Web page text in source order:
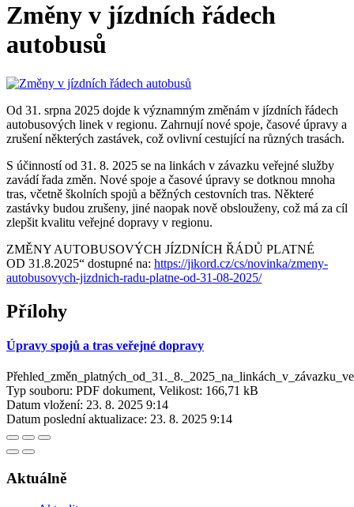
Změny v jízdních řádech
autobusů
Od 31. srpna 2025 dojde k významným změnám v jízdních řádech
autobusových linek v regionu. Zahrnují nové spoje, časové úpravy a
zrušení některých zastávek, což ovlivní cestující na různých trasách.
S účinností od 31. 8. 2025 se na linkách v závazku veřejné služby
zavádí řada změn. Nové spoje a časové úpravy se dotknou mnoha
tras, včetně školních spojů a běžných cestovních tras. Některé
zastávky budou zrušeny, jiné naopak nově obslouženy, což má za cíl
zlepšit kvalitu veřejné dopravy v regionu.
ZMĚNY AUTOBUSOVÝCH JÍZDNÍCH ŘÁDŮ PLATNÉ
OD 31.8.2025“ dostupné na: https://jikord.cz/cs/novinka/zmeny-
autobusovych-jizdnich-radu-platne-od-31-08-2025/
Přílohy
Úpravy spojů a tras veřejné dopravy
Typ souboru: PDF dokument, Velikost: 166,71 kB
Datum vložení: 23. 8. 2025 9:14
Datum poslední aktualizace: 23. 8. 2025 9:14
Aktuálně